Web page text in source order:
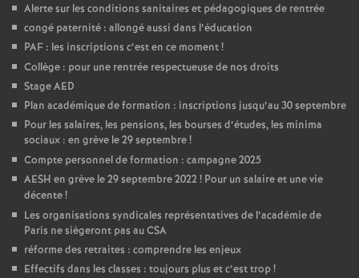
Alerte sur les conditions sanitaires et pédagogiques de rentrée
congé paternité : allongé aussi dans l’éducation
PAF : les inscriptions c’est en ce moment!
Collège : pour une rentrée respectueuse de nos droits
Stage AED
Plan académique de formation : inscriptions jusqu’au 30 septembre
Pour les salaires, les pensions, les bourses d’études, les minima
sociaux : en grève le 29 septembre!
Compte personnel de formation : campagne 2025
AESH en grève le 29 septembre 2022! Pour un salaire et une vie
décente!
Les organisations syndicales représentatives de l’académie de
Paris ne siègeront pas au CSA
réforme des retraites : comprendre les enjeux
Effectifs dans les classes : toujours plus et c’est trop!